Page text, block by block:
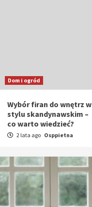
Dom i ogród
Wybór firan do wnętrz w
stylu skandynawskim –
co warto wiedzieć?
2 lata ago Osppietna